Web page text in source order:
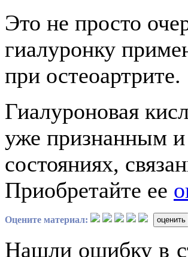
Это не просто
гиалуронку
при остеоартрите.
Гиалуроновая
уже признанным
состояниях,
Приобретайте ее
Оцените материал: оценить
Нашли ошибку в